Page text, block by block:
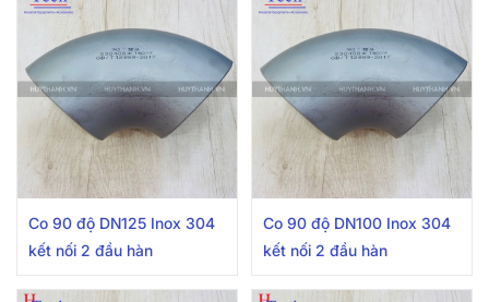
Co 90 độ DN125 Inox 304
kết nối 2 đầu hàn
Co 90 độ DN100 Inox 304
kết nối 2 đầu hàn